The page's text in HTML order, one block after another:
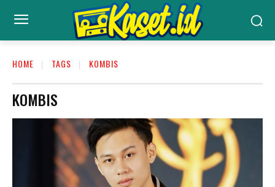
HOME TAGS KOMBIS
KOMBIS